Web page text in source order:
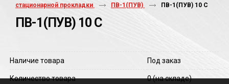
стационарной прокладки
ПВ-1(ПУВ) ПВ-1(ПУВ) 10 С
ПВ-1(ПУВ) 10 С
Наличие товара Под заказ
Количество товара 0(на складе)